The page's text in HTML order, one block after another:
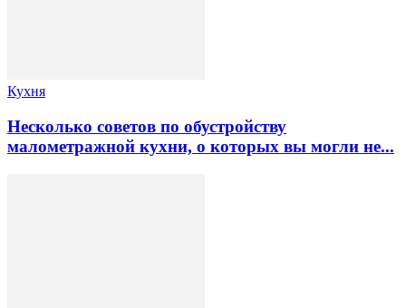
Кухня
Несколько советов по обустройству
малометражной кухни, о которых вы могли не...